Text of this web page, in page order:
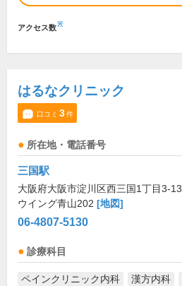
アクセス数※
はるなクリニック
口コミ 3件
所在地・電話番号
三国駅
大阪府大阪市淀川区西三国1丁目3-13
ウイング青山202 [地図]
06-4807-5130
診療科目
ペインクリニック内科 漢方内科